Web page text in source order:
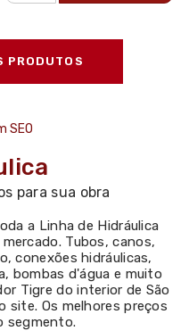
PRODUTOS
para sua obra
a Linha de Hidráulica
Tubos, canos,
conexões hidráulicas,
bombas d'água e muito
Tigre do interior de São
site. Os melhores preços
segmento.